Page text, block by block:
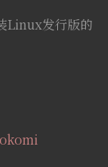
Linux发行版的